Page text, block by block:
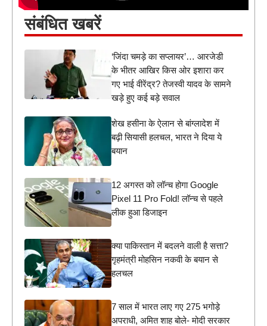
संबंधित खबरें
‘जिंदा चमड़े का सप्लायर’… आरजेडी
के भीतर आखिर किस ओर इशारा कर
गए भाई वीरेंद्र? तेजस्वी यादव के सामने
खड़े हुए कई बड़े सवाल
शेख हसीना के ऐलान से बांग्लादेश में
बढ़ी सियासी हलचल, भारत ने दिया ये
बयान
12 अगस्त को लॉन्च होगा Google
Pixel 11 Pro Fold! लॉन्च से पहले
लीक हुआ डिजाइन
क्या पाकिस्तान में बदलने वाली है सत्ता?
गृहमंत्री मोहसिन नकवी के बयान से
हलचल
7 साल में भारत लाए गए 275 भगोड़े
अपराधी, अमित शाह बोले- मोदी सरकार